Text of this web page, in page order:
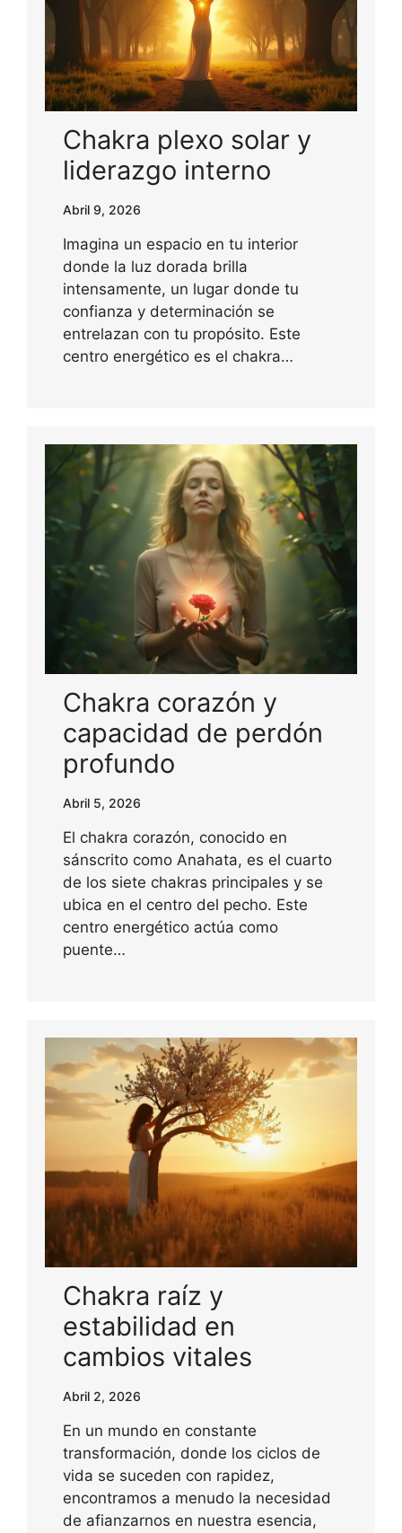
Chakra plexo solar y
liderazgo interno
Abril 9, 2026
Imagina un espacio en tu interior
donde la luz dorada brilla
intensamente, un lugar donde tu
confianza y determinación se
entrelazan con tu propósito. Este
centro energético es el chakra…
Chakra corazón y
capacidad de perdón
profundo
Abril 5, 2026
El chakra corazón, conocido en
sánscrito como Anahata, es el cuarto
de los siete chakras principales y se
ubica en el centro del pecho. Este
centro energético actúa como
puente…
Chakra raíz y
estabilidad en
cambios vitales
Abril 2, 2026
En un mundo en constante
transformación, donde los ciclos de
vida se suceden con rapidez,
encontramos a menudo la necesidad
de afianzarnos en nuestra esencia,